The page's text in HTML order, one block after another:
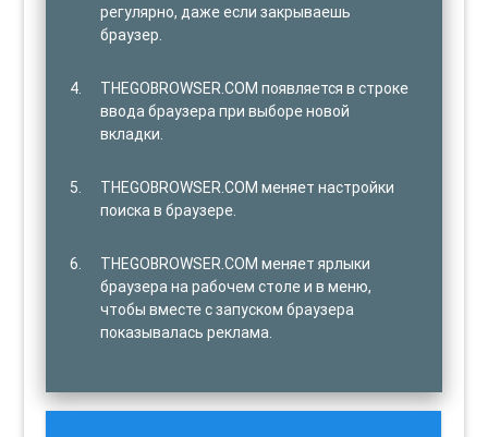
регулярно, даже если закрываешь
браузер.
THEGOBROWSER.COM появляется в строке
ввода браузера при выборе новой
вкладки.
THEGOBROWSER.COM меняет настройки
поиска в браузере.
THEGOBROWSER.COM меняет ярлыки
браузера на рабочем столе и в меню,
чтобы вместе с запуском браузера
показывалась реклама.